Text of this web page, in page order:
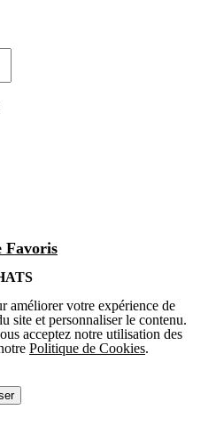
Favoris
améliorer votre expérience de
site et personnaliser le contenu.
acceptez notre utilisation des
Politique de Cookies.